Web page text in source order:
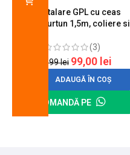
Kit instalare GPL cu ceas
butelie, furtun 1,5m, coliere si
(3)
120,99lei 99,00 lei
ADAUGĂ ÎN COȘ
COMANDĂ PE